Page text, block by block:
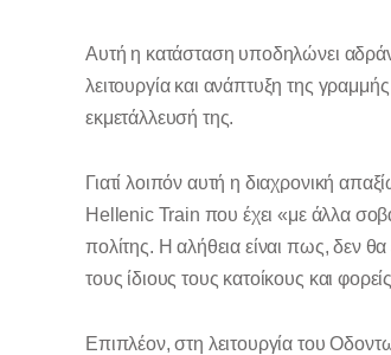
Αυτή η κατάσταση υποδηλώνει
λειτουργία και ανάπτυξη της
εκμετάλλευσή της.
Γιατί λοιπόν αυτή η διαχρονική
Hellenic Train που έχει «με άλλα
πολίτης. Η αλήθεια είναι πως, δεν
τους ίδιους τους κατοίκους και
Επιπλέον, στη λειτουργία του